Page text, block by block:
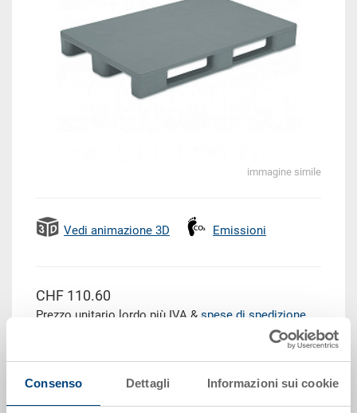
Consenso Dettagli Informazioni sui cookie
immagine simile
Vedi animazione 3D Emissioni
CHF 110.60
Prezzo unitario lordo più IVA & spese di spedizione